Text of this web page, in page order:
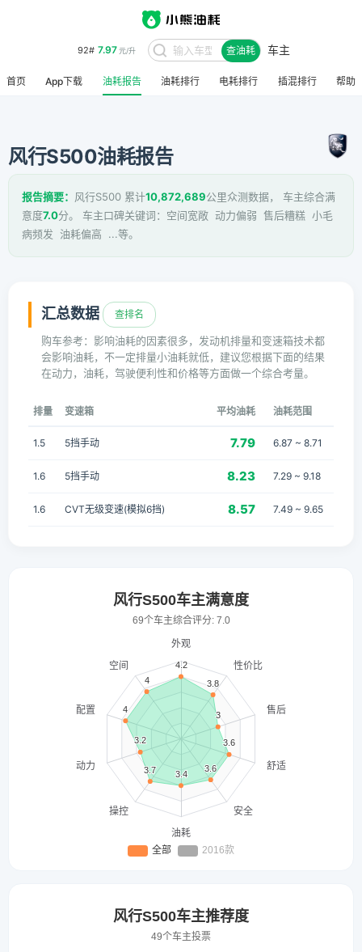
95# 8.48 元/升 查油耗 车主
首页 App下载 油耗报告 油耗排行 电耗排行 插混排行 帮助
风行S500油耗报告
报告摘要： 风行S500 累计10,872,689公里众测数据， 车主综合满
意度7.0分。 车主口碑关键词：空间宽敞 动力偏弱 售后糟糕 小毛
病频发 油耗偏高 ...等。
汇总数据 查排名
购车参考：影响油耗的因素很多，发动机排量和变速箱技术都
会影响油耗，不一定排量小油耗就低，建议您根据下面的结果
在动力，油耗，驾驶便利性和价格等方面做一个综合考量。
排量 变速箱 平均油耗 油耗范围
1.5 5挡手动 7.79 6.87 ~ 8.71
1.6 5挡手动 8.23 7.29 ~ 9.18
1.6 CVT无级变速(模拟6挡) 8.57 7.49 ~ 9.65